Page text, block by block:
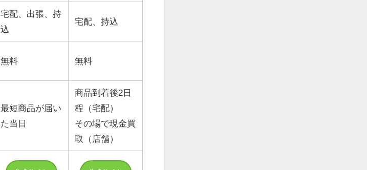
宅配、出張、持
込
宅配、持込
無料 無料
最短商品が届い
た当日
商品到着後2日
程（宅配）
その場で現金買
取（店舗）